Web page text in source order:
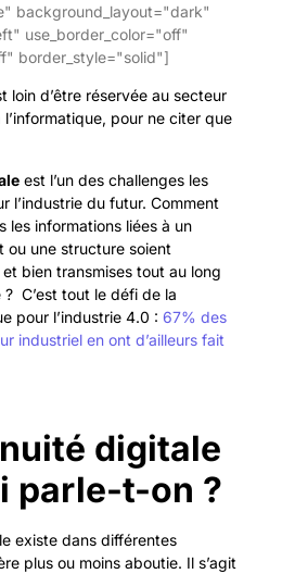
background_layout="dark"
use_border_color="off"
border_style="solid"]
loin d’être réservée au secteur
pour ne citer que
est l’un des challenges les
l’industrie du futur. Comment
les informations liées à un
ou une structure soient
bien transmises tout au long
C’est tout le défi de la
pour l’industrie 4.0 : 67% des
industriel en ont d’ailleurs fait
digitale
parle-t-on ?
existe dans différentes
plus ou moins aboutie. Il s’agit